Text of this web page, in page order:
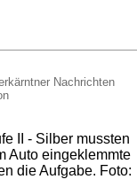
Nachrichten
II - Silber mussten
Auto eingeklemmte
die Aufgabe. Foto: